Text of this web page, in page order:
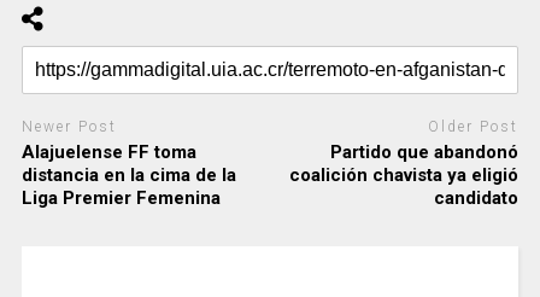
Newer Post
Alajuelense FF toma
distancia en la cima de la
Liga Premier Femenina
Older Post
Partido que abandonó
coalición chavista ya eligió
candidato